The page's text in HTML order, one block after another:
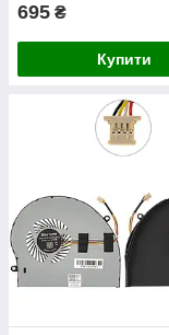
695 ₴
Купити